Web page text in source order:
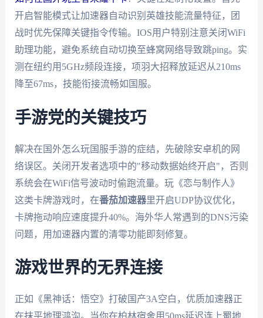
开启智能模式让加速器自动识别英雄技能流量特征，团
战时优先保障关键指令传输。IOS用户特别注意关闭WiFi
助理功能，避免系统自动切换至蜂窝网络导致跳ping。实
测在纽约用5GHz频段连接，项羽大招释放延迟从210ms
降至67ms，技能衔接流畅如国服。
手游党的关键技巧
解决在国外怎么玩国服手游的症结，先破除安卓机的网
络误区。关闭开发者选项中的"移动数据始终开启"，否则
系统会在WiFi信号波动时偷跑流量。玩《恋与制作人》
这类卡牌游戏时，在番茄加速器里开启UDP协议优化，
卡牌拖动响应速度提升40%。海外华人常遇到的DNS污染
问题，用加速器内置的清零功能即刻修复。
游戏世界的无界连接
正如《黑神话：悟空》打破国产3A空白，优质加速器正